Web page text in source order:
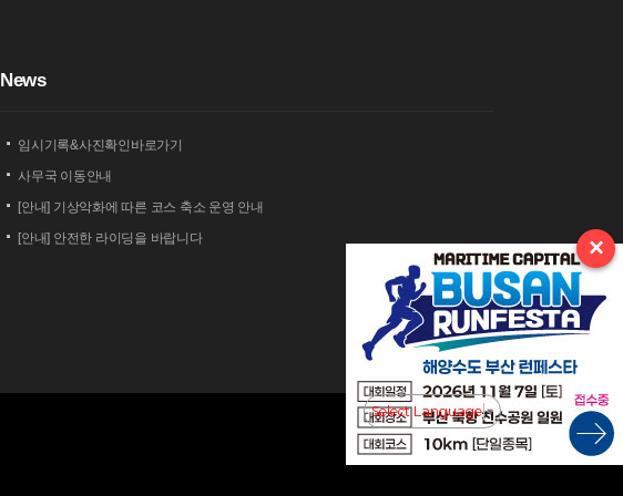
Select Language ▼
News
임시기록&사진확인바로가기
사무국 이동안내
[안내] 기상악화에 따른 코스 축소 운영 안내
[안내] 안전한 라이딩을 바랍니다
×